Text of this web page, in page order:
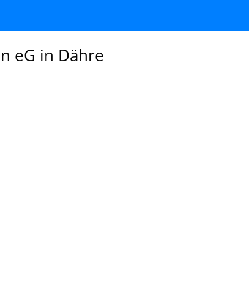
eG in Dähre